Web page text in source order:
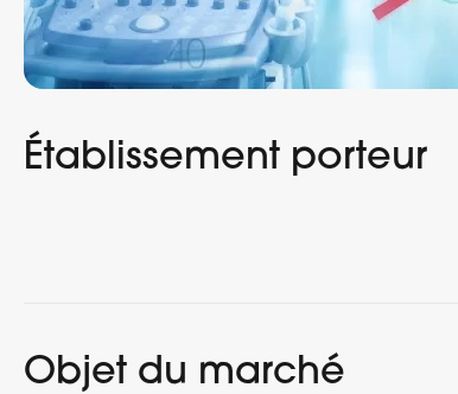
Établissement porteur
Objet du marché